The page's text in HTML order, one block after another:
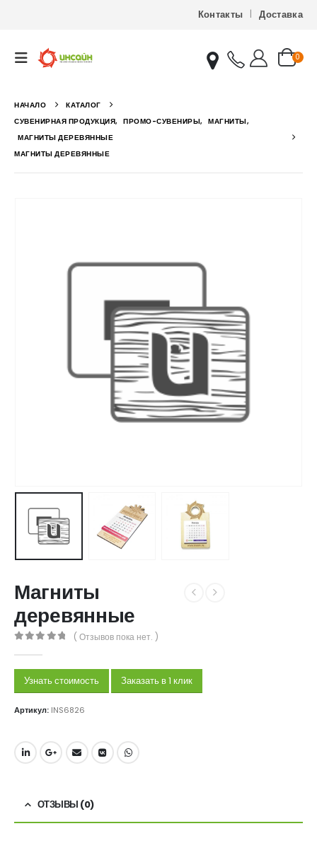
Контакты Доставка
0
НАЧАЛО
КАТАЛОГ
СУВЕНИРНАЯ ПРОДУКЦИЯ, ПРОМО-СУВЕНИРЫ, МАГНИТЫ,
МАГНИТЫ ДЕРЕВЯННЫЕ
МАГНИТЫ ДЕРЕВЯННЫЕ
Магниты
деревянные
( Отзывов пока нет. )
Узнать стоимость Заказать в 1 клик
Артикул: INS6826
ОТЗЫВЫ (0)